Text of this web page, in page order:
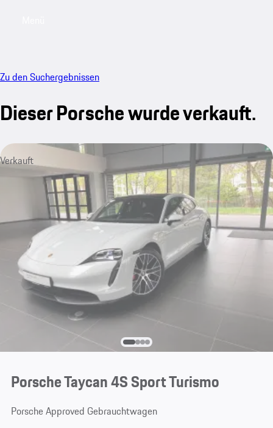
Zu den Suchergebnissen
Dieser Porsche wurde verkauft.
Verkauft
Porsche Taycan 4S Sport Turismo
Porsche Approved Gebrauchtwagen